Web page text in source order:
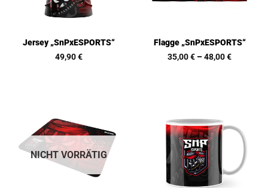
Jersey „SnPxESPORTS“
49,90€
Flagge „SnPxESPORTS“
35,00€ –48,00€
NICHT VORRÄTIG